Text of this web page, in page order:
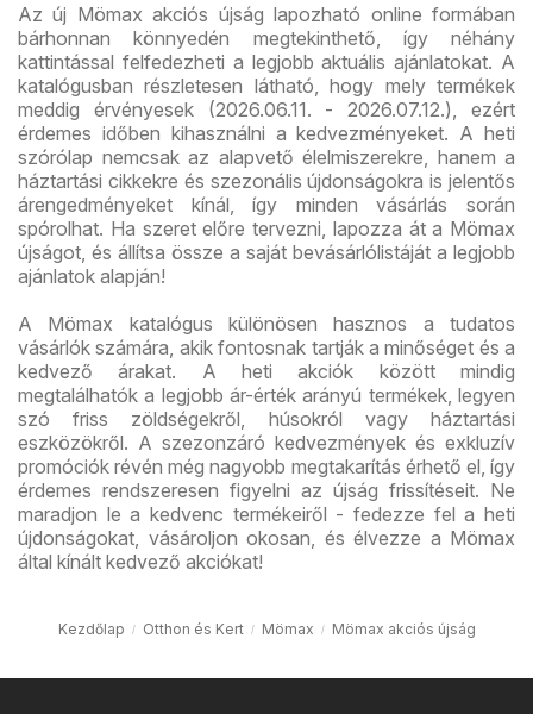
Az új Mömax akciós újság lapozható online formában
bárhonnan könnyedén megtekinthető, így néhány
kattintással felfedezheti a legjobb aktuális ajánlatokat. A
katalógusban részletesen látható, hogy mely termékek
meddig érvényesek (2026.06.11. - 2026.07.12.), ezért
érdemes időben kihasználni a kedvezményeket. A heti
szórólap nemcsak az alapvető élelmiszerekre, hanem a
háztartási cikkekre és szezonális újdonságokra is jelentős
árengedményeket kínál, így minden vásárlás során
spórolhat. Ha szeret előre tervezni, lapozza át a Mömax
újságot, és állítsa össze a saját bevásárlólistáját a legjobb
ajánlatok alapján!
A Mömax katalógus különösen hasznos a tudatos
vásárlók számára, akik fontosnak tartják a minőséget és a
kedvező árakat. A heti akciók között mindig
megtalálhatók a legjobb ár-érték arányú termékek, legyen
szó friss zöldségekről, húsokról vagy háztartási
eszközökről. A szezonzáró kedvezmények és exkluzív
promóciók révén még nagyobb megtakarítás érhető el, így
érdemes rendszeresen figyelni az újság frissítéseit. Ne
maradjon le a kedvenc termékeiről - fedezze fel a heti
újdonságokat, vásároljon okosan, és élvezze a Mömax
által kínált kedvező akciókat!
Kezdőlap Otthon és Kert Mömax Mömax akciós újság